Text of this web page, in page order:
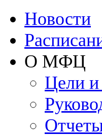
Новости
О МФЦ
Цели